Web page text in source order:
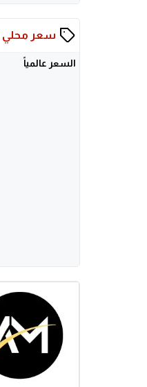
سعر محلي
السعر عالمياً